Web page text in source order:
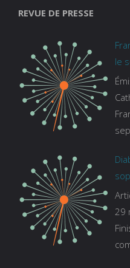
REVUE DE PRESSE
le
le
29